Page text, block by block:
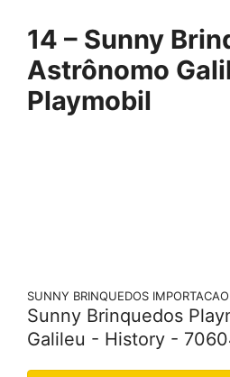
14 – Sunny
Astrônomo
Playmobil
SUNNY BRINQUEDOS
Sunny Brinquedos
Galileu - History -